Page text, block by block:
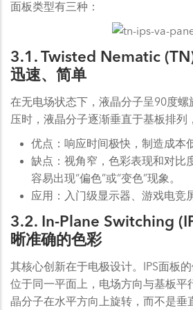
面板类型有三种：
3.1. Twisted Nematic
迅速、简单
在无电场状态下，液晶分子呈90度
压时，液晶分子逐渐垂直于基板排列
优点：响应时间极快，制造成本
缺点：视角窄，色彩表现和对比
容易出现“偏色”或“变色”现象。
应用：入门级显示器、游戏电竞
3.2. In-Plane Switching
晰准确的色彩
其核心创新在于电极设计。IPS面板
位于同一平面上，电场方向与基板平
晶分子在水平方向上旋转，而不是垂